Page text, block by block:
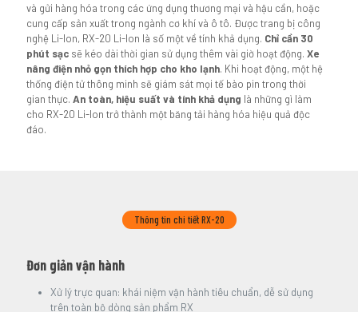
và gửi hàng hóa trong các ứng dụng thương mại và hậu cần, hoặc
cung cấp sản xuất trong ngành cơ khí và ô tô. Được trang bị công
nghệ Li-Ion, RX-20 Li-Ion là số một về tính khả dụng. Chỉ cần 30
phút sạc sẽ kéo dài thời gian sử dụng thêm vài giờ hoạt động. Xe
nâng điện nhỏ gọn thích hợp cho kho lạnh. Khi hoạt động, một hệ
thống điện tử thông minh sẽ giám sát mọi tế bào pin trong thời
gian thực. An toàn, hiệu suất và tính khả dụng là những gì làm
cho RX-20 Li-Ion trở thành một băng tải hàng hóa hiệu quả độc
đáo.
Thông tin chi tiết RX-20
Đơn giản vận hành
Xử lý trực quan: khái niệm vận hành tiêu chuẩn, dễ sử dụng
trên toàn bộ dòng sản phẩm RX